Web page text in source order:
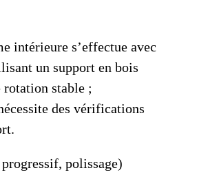
intérieure s’effectue avec
un support en bois
stable ;
des vérifications
polissage)